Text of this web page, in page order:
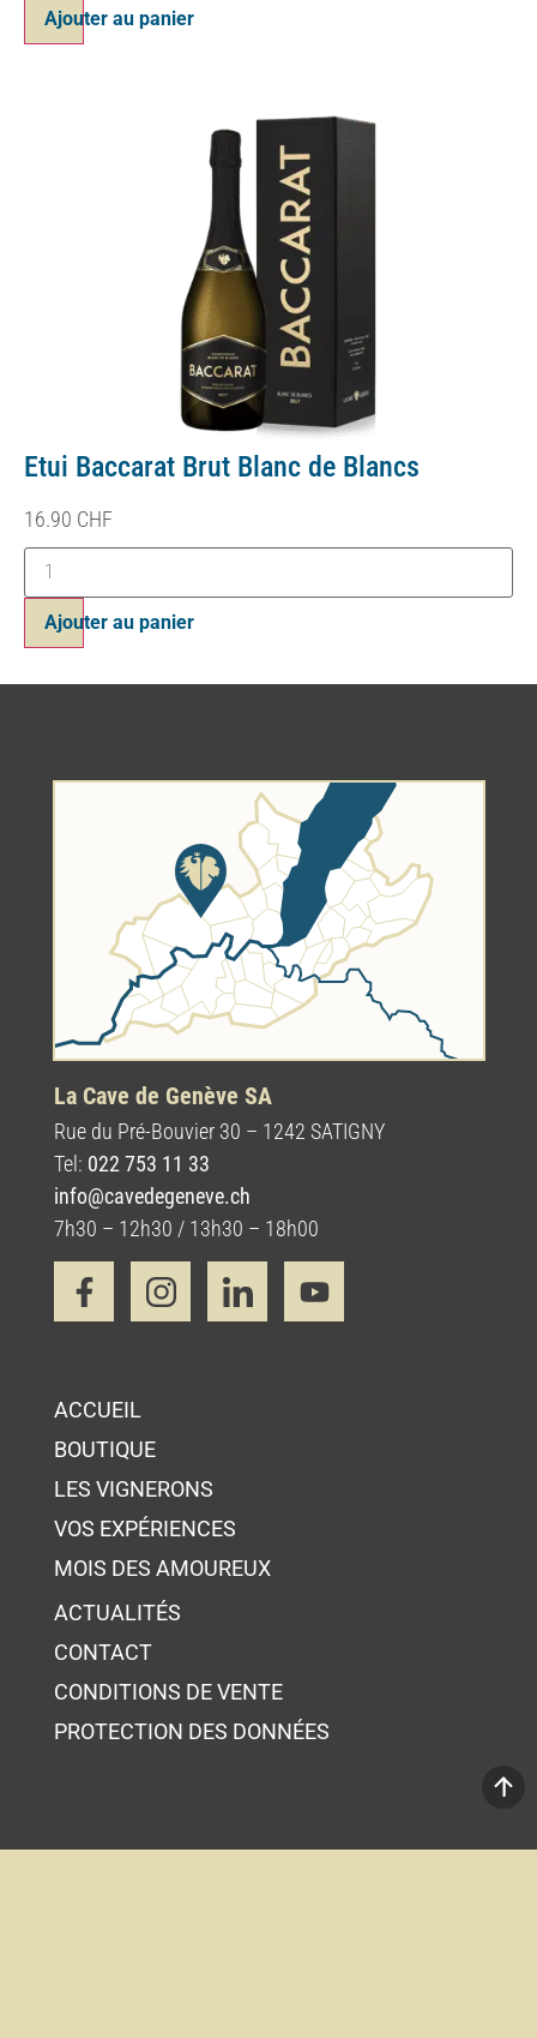
Ajouter au panier
Etui Baccarat Brut Blanc de Blancs
16.90 CHF
Ajouter au panier
La Cave de Genève SA
Rue du Pré-Bouvier 30 – 1242 SATIGNY
Tel: 022 753 11 33
info@cavedegeneve.ch
7h30 – 12h30 / 13h30 – 18h00
ACCUEIL
BOUTIQUE
LES VIGNERONS
VOS EXPÉRIENCES
MOIS DES AMOUREUX
ACTUALITÉS
CONTACT
CONDITIONS DE VENTE
PROTECTION DES DONNÉES